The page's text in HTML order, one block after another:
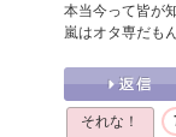
本当今って皆が
嵐はオタ専だも
それな！